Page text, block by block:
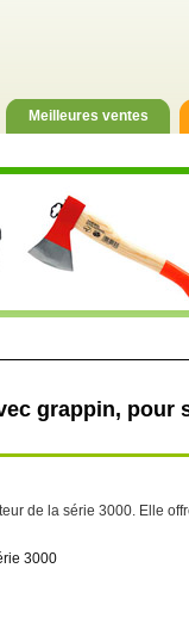
Meilleures ventes
grappin, pour
de la série 3000. Elle
3000